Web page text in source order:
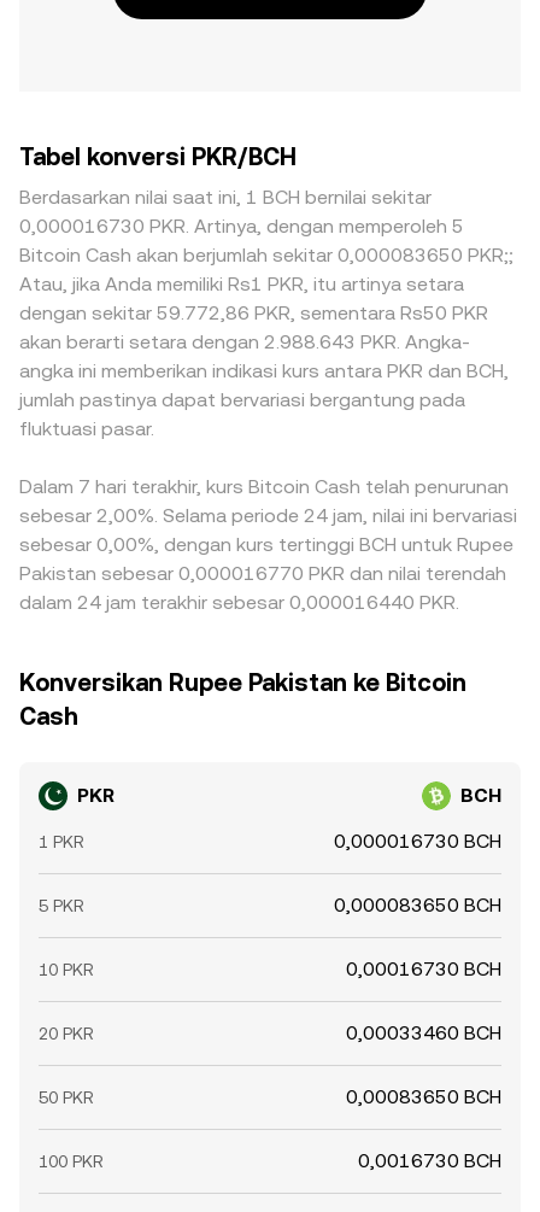
Tabel konversi PKR/BCH
Berdasarkan nilai saat ini, 1 BCH bernilai sekitar
0,000016730 PKR. Artinya, dengan memperoleh 5
Bitcoin Cash akan berjumlah sekitar 0,000083650 PKR;;
Atau, jika Anda memiliki Rs1 PKR, itu artinya setara
dengan sekitar 59.772,86 PKR, sementara Rs50 PKR
akan berarti setara dengan 2.988.643 PKR. Angka-
angka ini memberikan indikasi kurs antara PKR dan BCH,
jumlah pastinya dapat bervariasi bergantung pada
fluktuasi pasar.
Dalam 7 hari terakhir, kurs Bitcoin Cash telah penurunan
sebesar 2,00%. Selama periode 24 jam, nilai ini bervariasi
sebesar 0,00%, dengan kurs tertinggi BCH untuk Rupee
Pakistan sebesar 0,000016770 PKR dan nilai terendah
dalam 24 jam terakhir sebesar 0,000016440 PKR.
Konversikan Rupee Pakistan ke Bitcoin
Cash
PKR BCH
1 PKR 0,000016730 BCH
5 PKR 0,000083650 BCH
10 PKR 0,00016730 BCH
20 PKR 0,00033460 BCH
50 PKR 0,00083650 BCH
100 PKR 0,0016730 BCH